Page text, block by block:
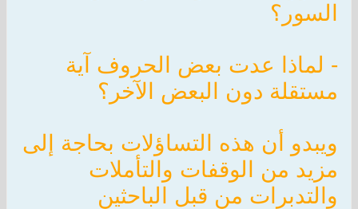
السور؟
- لماذا عدت بعض الحروف آية
مستقلة دون البعض الآخر؟
ويبدو أن هذه التساؤلات بحاجة إلى
مزيد من الوقفات والتأملات
والتدبرات من قبل الباحثين